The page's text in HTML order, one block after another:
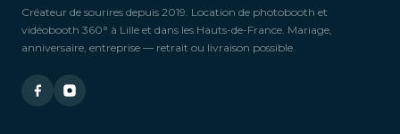
Créateur de sourires depuis 2019. Location de photobooth et
vidéobooth 360° à Lille et dans les Hauts-de-France. Mariage,
anniversaire, entreprise — retrait ou livraison possible.